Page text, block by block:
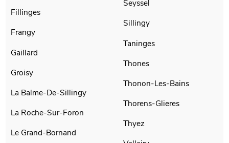
Fillinges
Frangy
Gaillard
Groisy
La Balme-De-Sillingy
La Roche-Sur-Foron
Le Grand-Bornand
Seyssel
Sillingy
Taninges
Thones
Thonon-Les-Bains
Thorens-Glieres
Thyez